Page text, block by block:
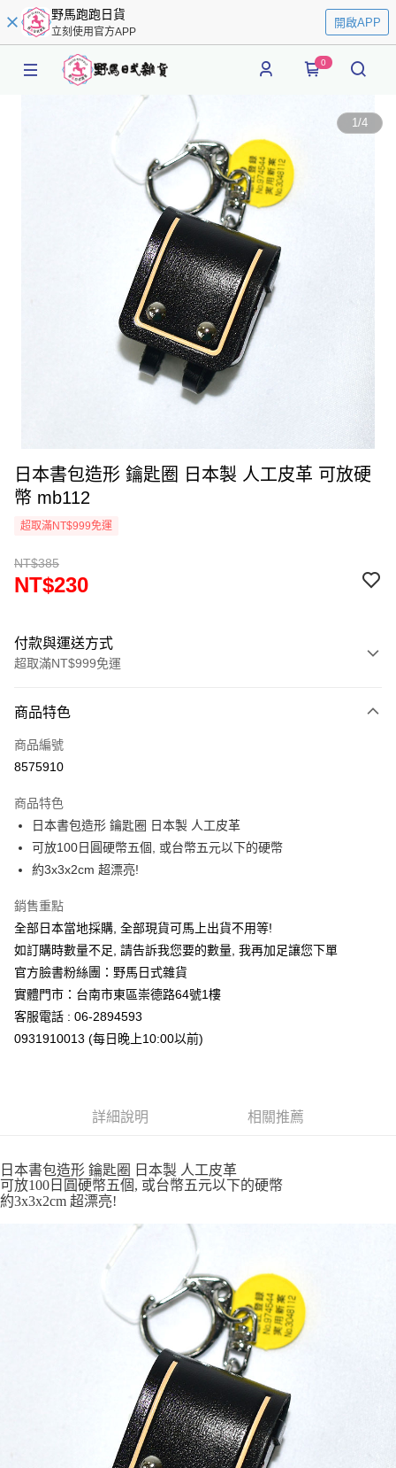
野馬跑跑日貨
立刻使用官方APP
開啟APP
0
1/4
日本書包造形 鑰匙圈 日本製 人工皮革 可放硬
幣 mb112
超取滿NT$999免運
NT$385
NT$230
付款與運送方式
超取滿NT$999免運
信用卡一次付款
信用卡分期付款
合作金庫商業銀行
華南商業銀行
彰化商業銀行
上海商業儲蓄銀行
台北富邦商業銀行
國泰世華商業銀行
匯豐（台灣）商業銀行
聯邦商業銀行
遠東國際商業銀行
元大商業銀行
永豐商業銀行
台新國際商業銀行
台灣樂天信用卡公司
超商取貨付款
LINE Pay
街口支付
悠遊付
Google Pay
ATM付款
每筆NT$65，滿NT$999(含以上)免運費
每筆NT$65，滿NT$999(含以上)免運費
7-11取貨付款
每筆NT$65，滿NT$999(含以上)免運費
每筆NT$65，滿NT$999(含以上)免運費
每筆NT$100，滿NT$999(含以上)免運費
商品特色
商品編號
8575910
商品特色
日本書包造形 鑰匙圈 日本製 人工皮革
可放100日圓硬幣五個, 或台幣五元以下的硬幣
約3x3x2cm 超漂亮!
銷售重點
全部日本當地採購, 全部現貨可馬上出貨不用等!
如訂購時數量不足, 請告訴我您要的數量, 我再加足讓您下單
官方臉書粉絲團：野馬日式雜貨
實體門市：台南市東區崇德路64號1樓
客服電話 : 06-2894593
0931910013 (每日晚上10:00以前)
詳細說明 相關推薦
日本書包造形 鑰匙圈 日本製 人工皮革
可放100日圓硬幣五個, 或台幣五元以下的硬幣
約3x3x2cm 超漂亮!